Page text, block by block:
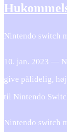
Nintendo switch
10. jan. 2023 —
give pålidelig,
til Nintendo
Nintendo switch